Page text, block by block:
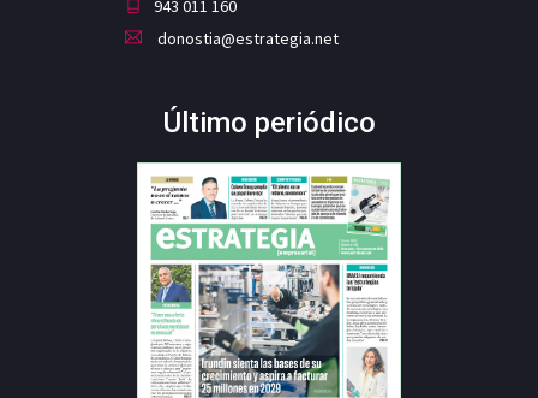
943 011 160
donostia@estrategia.net
Último periódico